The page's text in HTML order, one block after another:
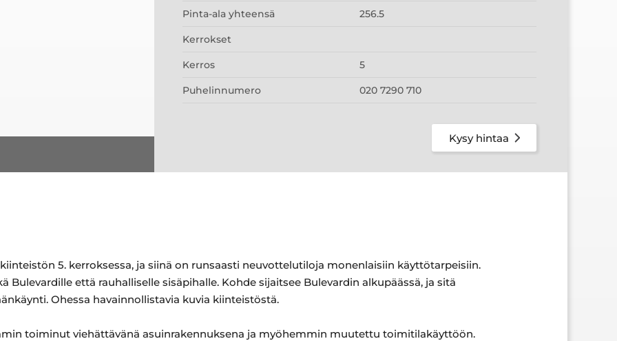
Pinta-ala yhteensä 256.5
Kerrokset
Kerros 5
Puhelinnumero 020 7290 710
Kysy hintaa
5. kerroksessa, ja siinä on runsaasti neuvottelutiloja monenlaisiin käyttötarpeisiin.
Bulevardille että rauhalliselle sisäpihalle. Kohde sijaitsee Bulevardin alkupäässä, ja sitä
Ohessa havainnollistavia kuvia kiinteistöstä.
toiminut viehättävänä asuinrakennuksena ja myöhemmin muutettu toimitilakäyttöön.